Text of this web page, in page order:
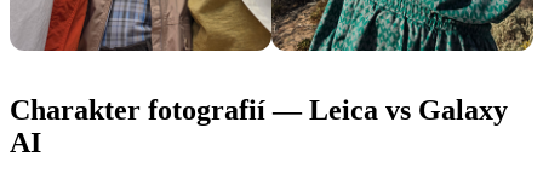
Charakter fotografií — Leica vs Galaxy
AI